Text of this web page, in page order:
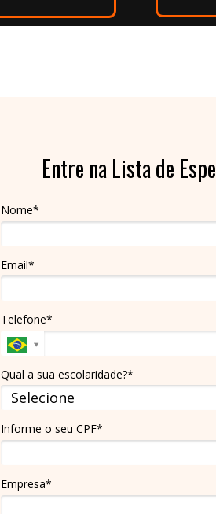
Entre na Lista de
Nome*
Email*
Telefone*
Qual a sua escolaridade?*
Informe o seu CPF*
Empresa*